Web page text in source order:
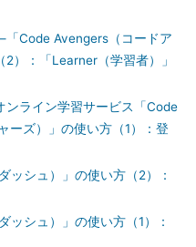
Code Avengers（コードア
）：「Learner（学習者）」
ンライン学習サービス「Code
ーズ）」の使い方（1）：登
ッシュ）」の使い方（2）：
ッシュ）」の使い方（1）：